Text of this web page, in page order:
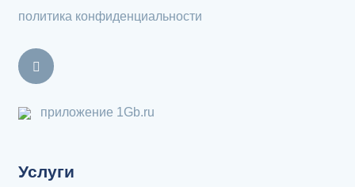
политика конфиденциальности
приложение 1Gb.ru
Услуги